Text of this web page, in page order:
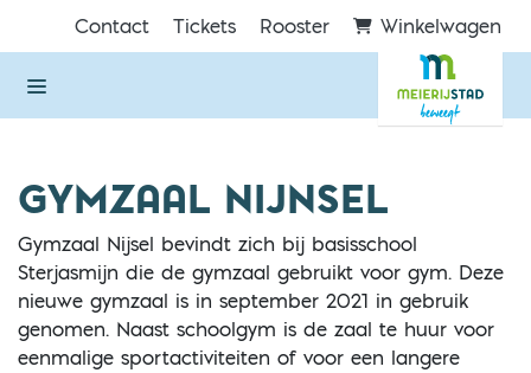
Direct naar de inhoud van de pagina
Contact Tickets Rooster Winkelwagen
GYMZAAL NIJNSEL
Gymzaal Nijsel bevindt zich bij basisschool
Sterjasmijn die de gymzaal gebruikt voor gym. Deze
nieuwe gymzaal is in september 2021 in gebruik
genomen. Naast schoolgym is de zaal te huur voor
eenmalige sportactiviteiten of voor een langere